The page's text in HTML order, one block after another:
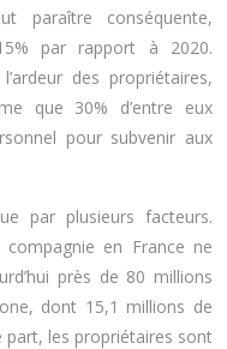
paraître conséquente,
par rapport à 2020.
des propriétaires,
que 30% d’entre eux
pour subvenir aux
par plusieurs facteurs.
compagnie en France ne
près de 80 millions
dont 15,1 millions de
part, les propriétaires sont